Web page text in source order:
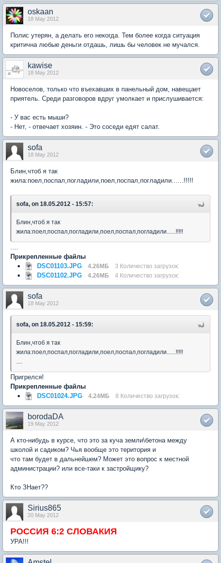
oskaan
18 May 2012
Полис утерян, а делать его некогда. Тем более когда ситуация
критична любые деньги отдашь, лишь бы человек не мучался.
kawise
18 May 2012
Новоселов, только что въехавших в панельный дом, навещает
приятель. Среди разговоров вдруг умолкает и прислушивается:
- У вас есть мыши?
- Нет, - отвечает хозяин. - Это соседи едят салат.
sofa
18 May 2012
Блин,чтоб я так
жила:поел,поспал,погладили,поел,поспал,погладили......!!!!!
sofa, on 18.05.2012 - 15:57:
Блин,чтоб я так
жила:поел,поспал,погладили,поел,поспал,погладили......!!!!!
Прикрепленные файлы
DSC01103.JPG
4.26МБ 3 Количество загрузок:
DSC01102.JPG 4.26МБ 4 Количество загрузок:
sofa
18 May 2012
sofa, on 18.05.2012 - 15:59:
Блин,чтоб я так
жила:поел,поспал,погладили,поел,поспал,погладили......!!!!!
....
Пригрелся!
Прикрепленные файлы
DSC01024.JPG
4.24МБ 8 Количество загрузок:
borodaDA
19 May 2012
А кто-нибудь в курсе, что это за куча земли\бетона между
школой и садиком? Чья вообще это територия и
что там будет в дальнейшем? Может это вопрос к местной
администрации? или все-таки к застройщику?
Кто ЗНает??
Sirius865
20 May 2012
РОССИЯ 6:2 СЛОВАКИЯ
УРА!!!